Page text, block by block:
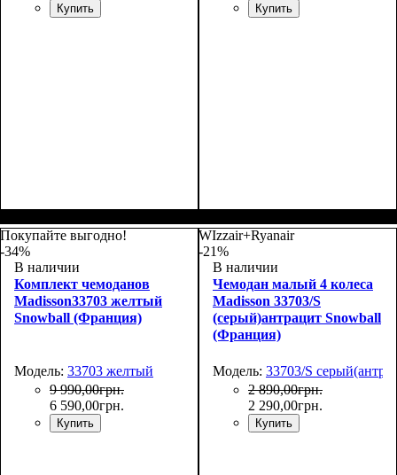
Купить Купить
Покупайте выгодно!
-34%
В наличии
Комплект чемоданов
Madisson33703 желтый
Snowball (Франция)
Модель: 33703 желтый
9 990,00грн.
6 590,00грн.
Купить
WIzzair+Ryanair
-21%
В наличии
Чемодан малый 4 колеса
Madisson 33703/S
(серый)антрацит Snowball
(Франция)
Модель: 33703/S
2 890,00грн.
2 290,00грн.
Купить